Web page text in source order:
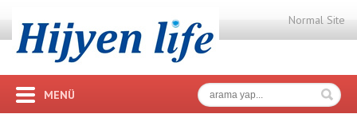
Normal Site
MENÜ